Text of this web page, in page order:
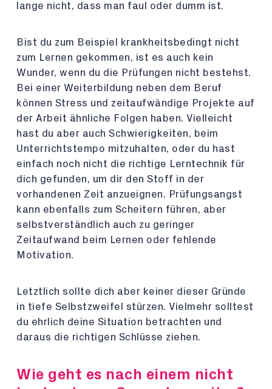
lange nicht, dass man faul oder dumm ist.
Bist du zum Beispiel krankheitsbedingt nicht
zum Lernen gekommen, ist es auch kein
Wunder, wenn du die Prüfungen nicht bestehst.
Bei einer Weiterbildung neben dem Beruf
können Stress und zeitaufwändige Projekte auf
der Arbeit ähnliche Folgen haben. Vielleicht
hast du aber auch Schwierigkeiten, beim
Unterrichtstempo mitzuhalten, oder du hast
einfach noch nicht die richtige Lerntechnik für
dich gefunden, um dir den Stoff in der
vorhandenen Zeit anzueignen. Prüfungsangst
kann ebenfalls zum Scheitern führen, aber
selbstverständlich auch zu geringer
Zeitaufwand beim Lernen oder fehlende
Motivation.
Letztlich sollte dich aber keiner dieser Gründe
in tiefe Selbstzweifel stürzen. Vielmehr solltest
du ehrlich deine Situation betrachten und
daraus die richtigen Schlüsse ziehen.
Wie geht es nach einem nicht